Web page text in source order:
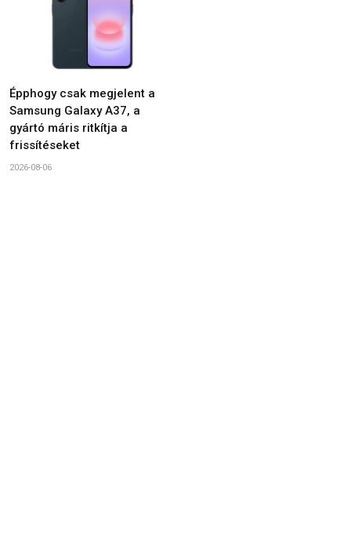
Épphogy csak megjelent a
Samsung Galaxy A37, a
gyártó máris ritkítja a
frissítéseket
2026-08-06